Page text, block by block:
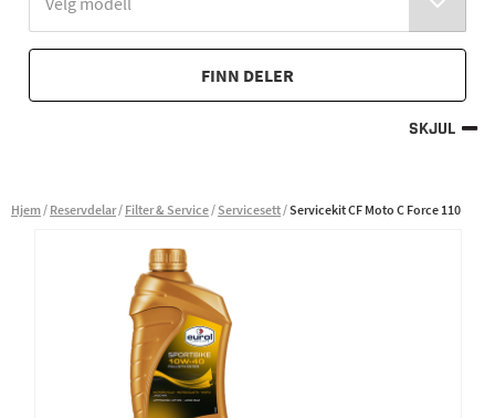
FINN DELER
SKJUL
Hjem Reservdelar Filter & Service Servicesett Servicekit CF Moto C Force 110